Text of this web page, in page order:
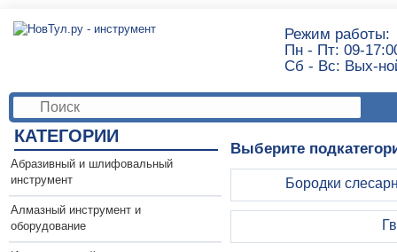
Режим работы:
Пн - Пт: 09-
Сб - Вс: Вых-
КАТЕГОРИИ
Абразивный и шлифовальный
инструмент
Алмазный инструмент и
оборудование
Выберите
Бородки